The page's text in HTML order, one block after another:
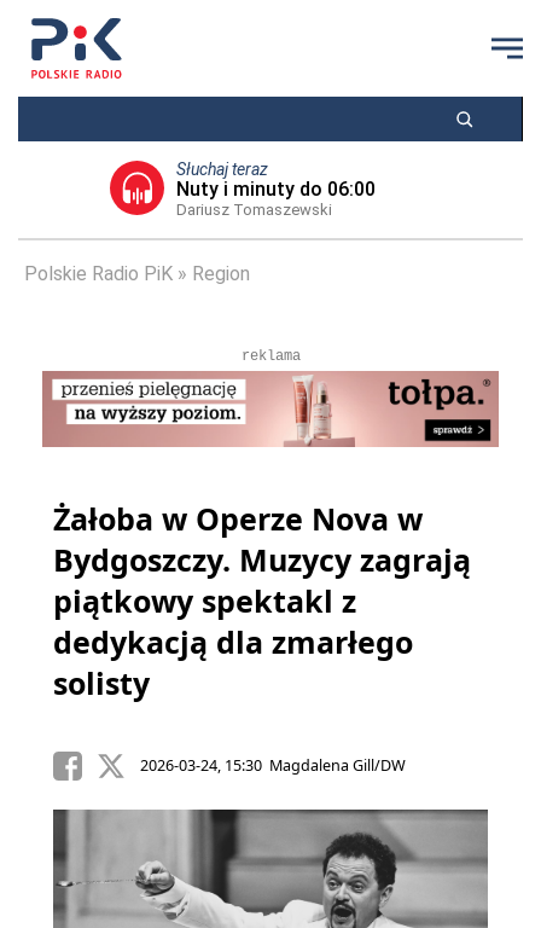
Słuchaj teraz
Nuty i minuty do 06:00
Dariusz Tomaszewski
Polskie Radio PiK Region
reklama
Żałoba w Operze Nova w
Bydgoszczy. Muzycy zagrają
piątkowy spektakl z
dedykacją dla zmarłego
solisty
2026-03-24, 15:30 Magdalena Gill/DW